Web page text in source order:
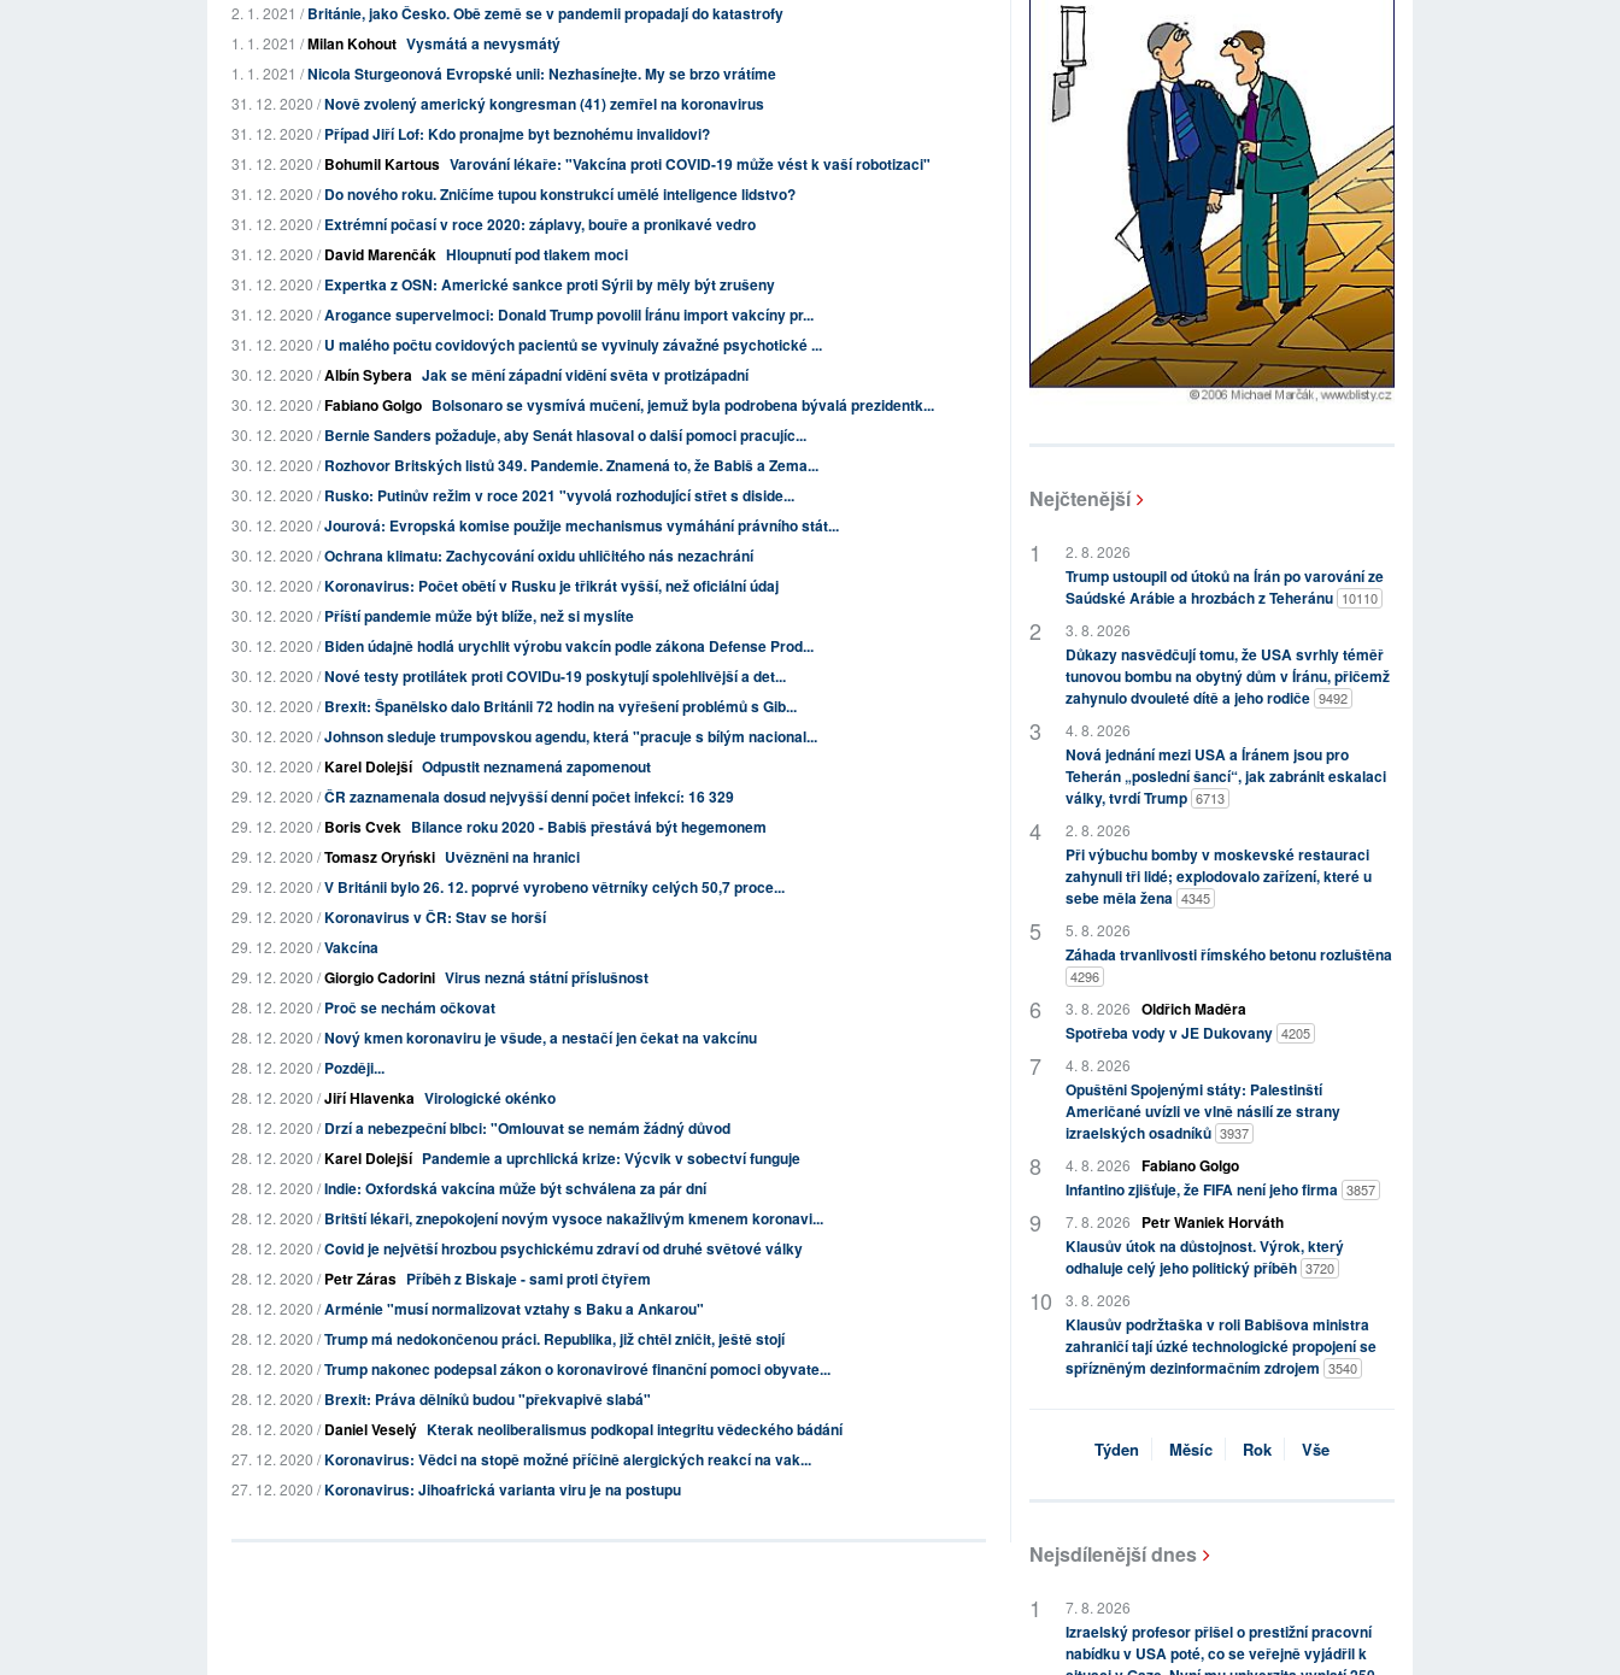
2. 1. 2021 /Británie, jako Česko. Obě země se v pandemii propadají do katastrofy
1. 1. 2021 /Milan Kohout Vysmátá a nevysmátý
1. 1. 2021 /Nicola Sturgeonová Evropské unii: Nezhasínejte. My se brzo vrátíme
31. 12. 2020 /Nově zvolený americký kongresman (41) zemřel na koronavirus
31. 12. 2020 /Případ Jiří Lof: Kdo pronajme byt beznohému invalidovi?
31. 12. 2020 /Bohumil Kartous Varování lékaře: "Vakcína proti COVID-19 může vést k vaší robotizaci"
31. 12. 2020 /Do nového roku. Zničíme tupou konstrukcí umělé inteligence lidstvo?
31. 12. 2020 /Extrémní počasí v roce 2020: záplavy, bouře a pronikavé vedro
31. 12. 2020 /David Marenčák Hloupnutí pod tlakem moci
31. 12. 2020 /Expertka z OSN: Americké sankce proti Sýrii by měly být zrušeny
31. 12. 2020 /Arogance supervelmoci: Donald Trump povolil Íránu import vakcíny pr...
31. 12. 2020 /U malého počtu covidových pacientů se vyvinuly závažné psychotické ...
30. 12. 2020 /Albín Sybera Jak se mění západní vidění světa v protizápadní
30. 12. 2020 /Fabiano Golgo Bolsonaro se vysmívá mučení, jemuž byla podrobena bývalá prezidentk...
30. 12. 2020 /Bernie Sanders požaduje, aby Senát hlasoval o další pomoci pracujíc...
30. 12. 2020 /Rozhovor Britských listů 349. Pandemie. Znamená to, že Babiš a Zema...
30. 12. 2020 /Rusko: Putinův režim v roce 2021 "vyvolá rozhodující střet s diside...
30. 12. 2020 /Jourová: Evropská komise použije mechanismus vymáhání právního stát...
30. 12. 2020 /Ochrana klimatu: Zachycování oxidu uhličitého nás nezachrání
30. 12. 2020 /Koronavirus: Počet obětí v Rusku je třikrát vyšší, než oficiální údaj
30. 12. 2020 /Příští pandemie může být blíže, než si myslíte
30. 12. 2020 /Biden údajně hodlá urychlit výrobu vakcín podle zákona Defense Prod...
30. 12. 2020 /Nové testy protilátek proti COVIDu-19 poskytují spolehlivější a det...
30. 12. 2020 /Brexit: Španělsko dalo Británii 72 hodin na vyřešení problémů s Gib...
30. 12. 2020 /Johnson sleduje trumpovskou agendu, která "pracuje s bílým nacional...
30. 12. 2020 /Karel Dolejší Odpustit neznamená zapomenout
29. 12. 2020 /ČR zaznamenala dosud nejvyšší denní počet infekcí: 16 329
29. 12. 2020 /Boris Cvek Bilance roku 2020 - Babiš přestává být hegemonem
29. 12. 2020 /Tomasz Oryński Uvězněni na hranici
29. 12. 2020 /V Británii bylo 26. 12. poprvé vyrobeno větrníky celých 50,7 proce...
29. 12. 2020 /Koronavirus v ČR: Stav se horší
29. 12. 2020 /Vakcína
29. 12. 2020 /Giorgio Cadorini Virus nezná státní příslušnost
28. 12. 2020 /Proč se nechám očkovat
28. 12. 2020 /Nový kmen koronaviru je všude, a nestačí jen čekat na vakcínu
28. 12. 2020 /Později...
28. 12. 2020 /Jiří Hlavenka Virologické okénko
28. 12. 2020 /Drzí a nebezpeční blbci: "Omlouvat se nemám žádný důvod
28. 12. 2020 /Karel Dolejší Pandemie a uprchlická krize: Výcvik v sobectví funguje
28. 12. 2020 /Indie: Oxfordská vakcína může být schválena za pár dní
28. 12. 2020 /Britští lékaři, znepokojení novým vysoce nakažlivým kmenem koronavi...
28. 12. 2020 /Covid je největší hrozbou psychickému zdraví od druhé světové války
28. 12. 2020 /Petr Záras Příběh z Biskaje - sami proti čtyřem
28. 12. 2020 /Arménie "musí normalizovat vztahy s Baku a Ankarou"
28. 12. 2020 /Trump má nedokončenou práci. Republika, již chtěl zničit, ještě stojí
28. 12. 2020 /Trump nakonec podepsal zákon o koronavirové finanční pomoci obyvate...
28. 12. 2020 /Brexit: Práva dělníků budou "překvapivě slabá"
28. 12. 2020 /Daniel Veselý Kterak neoliberalismus podkopal integritu vědeckého bádání
27. 12. 2020 /Koronavirus: Vědci na stopě možné příčině alergických reakcí na vak...
27. 12. 2020 /Koronavirus: Jihoafrická varianta viru je na postupu
Nejčtenější
2. 8. 2026
Trump ustoupil od útoků na Írán po varování ze
Saúdské Arábie a hrozbách z Teheránu 10110
3. 8. 2026
Důkazy nasvědčují tomu, že USA svrhly téměř
tunovou bombu na obytný dům v Íránu, přičemž
zahynulo dvouleté dítě a jeho rodiče 9492
4. 8. 2026
Nová jednání mezi USA a Íránem jsou pro
Teherán „poslední šancí“, jak zabránit eskalaci
války, tvrdí Trump 6713
2. 8. 2026
Při výbuchu bomby v moskevské restauraci
zahynuli tři lidé; explodovalo zařízení, které u
sebe měla žena 4345
5. 8. 2026
Záhada trvanlivosti římského betonu rozluštěna
4296
3. 8. 2026 Oldřich Maděra
Spotřeba vody v JE Dukovany 4205
4. 8. 2026
Opuštěni Spojenými státy: Palestinští
Američané uvízli ve vlně násilí ze strany
izraelských osadníků 3937
4. 8. 2026 Fabiano Golgo
Infantino zjišťuje, že FIFA není jeho firma 3857
7. 8. 2026
Petr Waniek Horváth
Klausův útok na důstojnost. Výrok, který
odhaluje celý jeho politický příběh 3720
3. 8. 2026
Klausův podržtaška v roli Babišova ministra
zahraničí tají úzké technologické propojení se
spřízněným dezinformačním zdrojem 3540
Týden Měsíc Rok Vše
Nejsdílenější dnes
7. 8. 2026
Izraelský profesor přišel o prestižní pracovní
nabídku v USA poté, co se veřejně vyjádřil k